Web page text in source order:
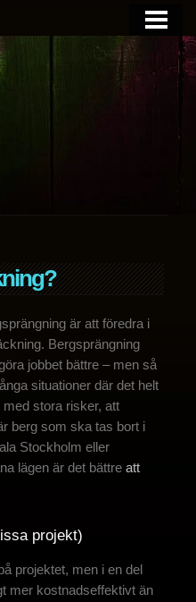
är att föredra i
Bergsprängning
jobbet bättre – men så
situationer där det helt
med stora risker, att
berg som ska tas bort i
Stockholm eller
lägen är det bättre att
projekt)
projektet, men i en del
mer kostnadseffektivt än